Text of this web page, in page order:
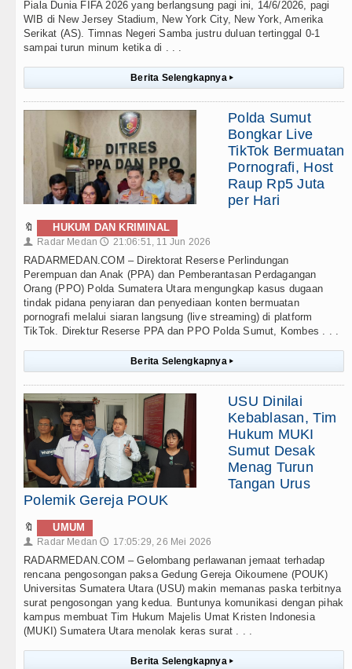
Piala Dunia FIFA 2026 yang berlangsung pagi ini, 14/6/2026, pagi
WIB di New Jersey Stadium, New York City, New York, Amerika
Serikat (AS). Timnas Negeri Samba justru duluan tertinggal 0-1
sampai turun minum ketika di . . .
Berita Selengkapnya ▸
Polda Sumut
Bongkar Live
TikTok Bermuatan
Pornografi, Host
Raup Rp5 Juta
per Hari
🔖 HUKUM DAN KRIMINAL
👤 Radar Medan 🕔 21:06:51, 11 Jun 2026
RADARMEDAN.COM – Direktorat Reserse Perlindungan
Perempuan dan Anak (PPA) dan Pemberantasan Perdagangan
Orang (PPO) Polda Sumatera Utara mengungkap kasus dugaan
tindak pidana penyiaran dan penyediaan konten bermuatan
pornografi melalui siaran langsung (live streaming) di platform
TikTok. Direktur Reserse PPA dan PPO Polda Sumut, Kombes . . .
Berita Selengkapnya ▸
USU Dinilai
Kebablasan, Tim
Hukum MUKI
Sumut Desak
Menag Turun
Tangan Urus
Polemik Gereja POUK
🔖 UMUM
👤 Radar Medan 🕔 17:05:29, 26 Mei 2026
RADARMEDAN.COM – Gelombang perlawanan jemaat terhadap
rencana pengosongan paksa Gedung Gereja Oikoumene (POUK)
Universitas Sumatera Utara (USU) makin memanas paska terbitnya
surat pengosongan yang kedua. Buntunya komunikasi dengan pihak
kampus membuat Tim Hukum Majelis Umat Kristen Indonesia
(MUKI) Sumatera Utara menolak keras surat . . .
Berita Selengkapnya ▸